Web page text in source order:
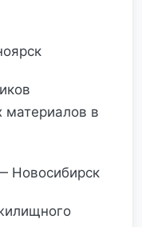
материалов в
Новосибирск